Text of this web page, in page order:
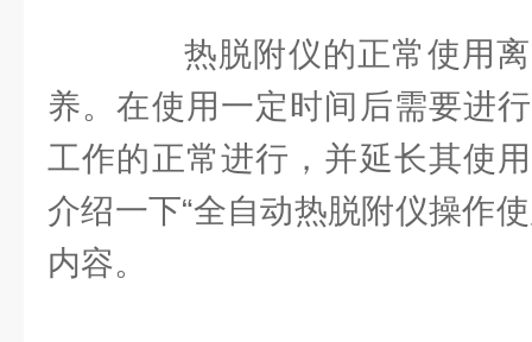
热脱附仪的正常使用离
养。在使用一定时间后需要进
工作的正常进行，并延长其使
介绍一下“全自动热脱附仪操作
内容。